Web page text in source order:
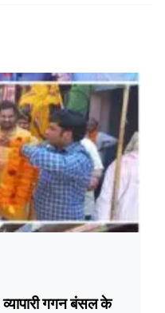
व्यापारी गगन बंसल के